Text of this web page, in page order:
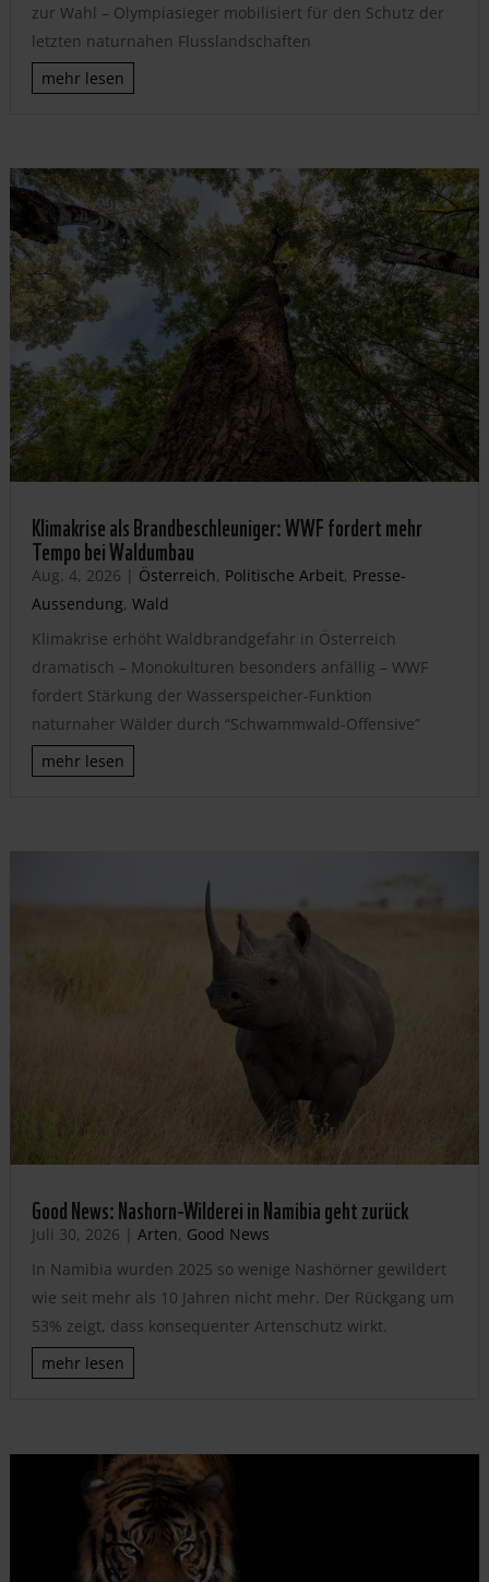
zur Wahl – Olympiasieger mobilisiert für den Schutz der
letzten naturnahen Flusslandschaften
mehr lesen
Klimakrise als Brandbeschleuniger: WWF fordert mehr
Tempo bei Waldumbau
Aug. 4, 2026 | Österreich, Politische Arbeit, Presse-
Aussendung, Wald
Klimakrise erhöht Waldbrandgefahr in Österreich
dramatisch – Monokulturen besonders anfällig – WWF
fordert Stärkung der Wasserspeicher-Funktion
naturnaher Wälder durch “Schwammwald-Offensive”
mehr lesen
Good News: Nashorn-Wilderei in Namibia geht zurück
Juli 30, 2026 | Arten, Good News
In Namibia wurden 2025 so wenige Nashörner gewildert
wie seit mehr als 10 Jahren nicht mehr. Der Rückgang um
53% zeigt, dass konsequenter Artenschutz wirkt.
mehr lesen